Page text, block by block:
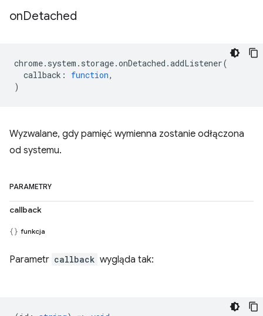
onDetached
chrome. system . storage.onDetached .addListener(
callback : function,
)
Wyzwalane, gdy pamięć wymienna zostanie odłączona
od systemu.
PARAMETRY
callback
funkcja
Parametr callback wygląda tak: